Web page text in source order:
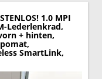
1.0 MPI
Lederlenkrad,
+ hinten,
SmartLink,